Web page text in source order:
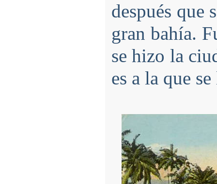
después que
gran bahía.
se hizo la
es a la que